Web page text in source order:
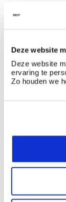
Deze website
Deze website
ervaring te
Zo houden we
Ontdek meer
Bruin